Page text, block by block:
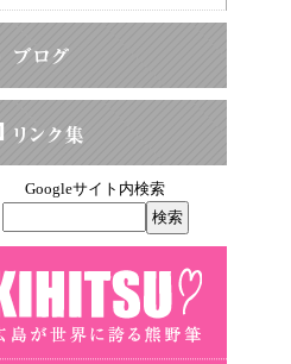
Googleサイト内検索